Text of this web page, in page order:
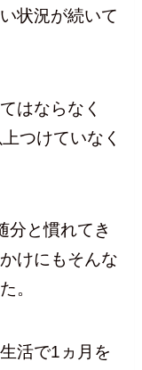
状況が続いて
はならなく
つけていなく
分と慣れてき
けにもそんな
。
活で1ヵ月を